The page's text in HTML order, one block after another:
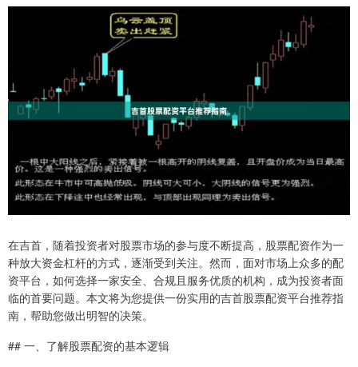
在吉首，随着投资者对股票市场的参与度不断提高，股票配资作为一
种放大资金杠杆的方式，逐渐受到关注。然而，面对市场上众多的配
资平台，如何选择一家安全、合规且服务优质的机构，成为投资者面
临的首要问题。本文将为您提供一份实用的吉首股票配资平台推荐指
南，帮助您做出明智的决策。
## 一、了解股票配资的基本逻辑